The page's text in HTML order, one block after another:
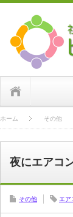
ホーム その他
夜にエアコ
その他 エア